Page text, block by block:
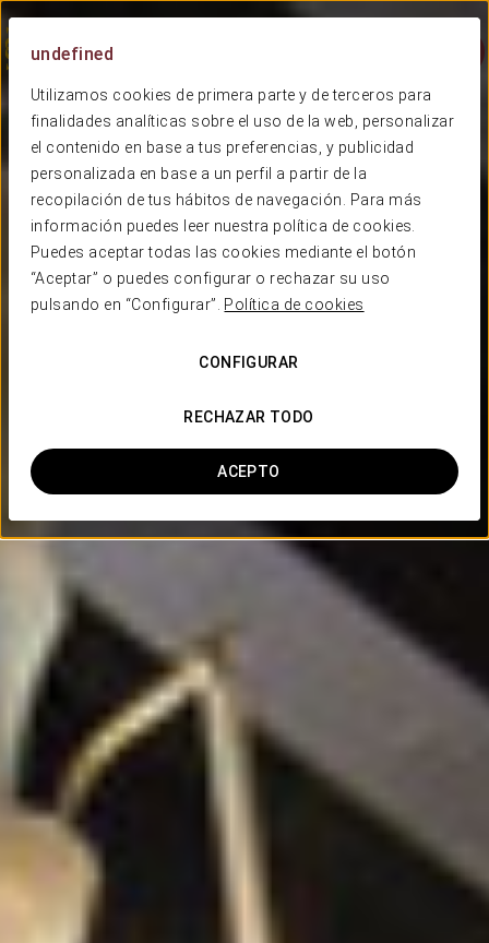
undefined
Utilizamos cookies de primera parte y de terceros para
finalidades analíticas sobre el uso de la web, personalizar
el contenido en base a tus preferencias, y publicidad
personalizada en base a un perfil a partir de la
recopilación de tus hábitos de navegación. Para más
información puedes leer nuestra política de cookies.
Puedes aceptar todas las cookies mediante el botón
“Aceptar” o puedes configurar o rechazar su uso
pulsando en “Configurar”. Política de cookies
CONFIGURAR
RECHAZAR TODO
ACEPTO